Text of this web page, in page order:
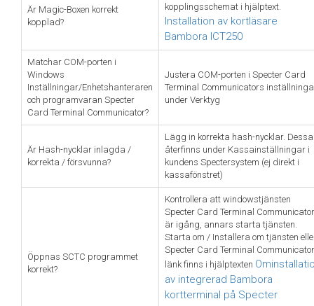
Är Magic-Boxen korrekt
kopplad?
kopplingsschemat i hjälptext.
Installation av kortläsare
Bambora ICT250
Matchar COM-porten i
Windows
Inställningar/Enhetshanteraren
och programvaran Specter
Card Terminal Communicator?
Justera COM-porten i Specter Card
Terminal Communicators
under Verktyg
Är Hash-nycklar inlagda /
korrekta / försvunna?
Lägg in korrekta hash-nycklar. Dessa
återfinns under Kassainställningar i
kundens Spectersystem (ej direkt i
kassafönstret)
Öppnas SCTC programmet
korrekt?
Kontrollera att windowstjänsten
Specter Card Terminal Communicator
är igång, annars starta tjänsten.
Starta om / Installera om tjänsten
Specter Card Terminal Communicator
länk finns i hjälptexten
av integrerad Bambora
kortterminal på Specter